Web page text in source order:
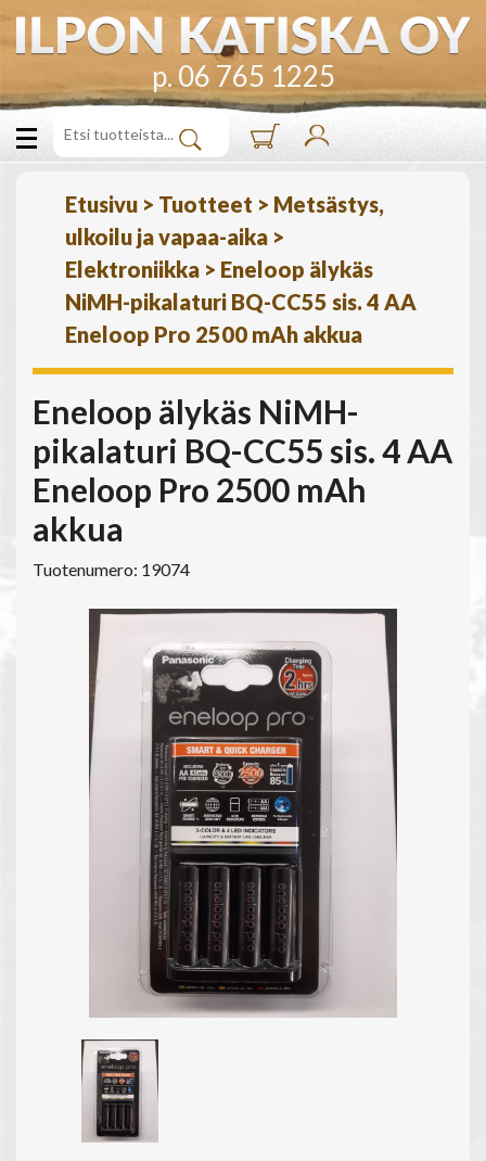
p. 06 765 1225
Etusivu > Tuotteet > Metsästys,
ulkoilu ja vapaa-aika >
Elektroniikka > Eneloop älykäs
NiMH-pikalaturi BQ-CC55 sis. 4 AA
Eneloop Pro 2500 mAh akkua
Eneloop älykäs NiMH-
pikalaturi BQ-CC55 sis. 4 AA
Eneloop Pro 2500 mAh
akkua
Tuotenumero: 19074